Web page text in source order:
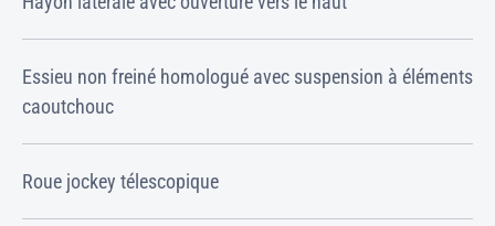
Essieu non freiné homologué avec suspension à éléments
caoutchouc
Roue jockey télescopique